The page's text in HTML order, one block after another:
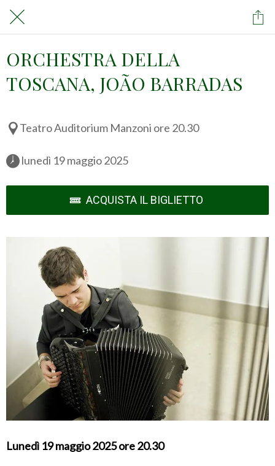
ORCHESTRA DELLA
TOSCANA, JOÃO BARRADAS
Teatro Auditorium Manzoni ore 20.30
lunedì 19 maggio 2025
ACQUISTA IL BIGLIETTO
Lunedì 19 maggio 2025 ore 20.30